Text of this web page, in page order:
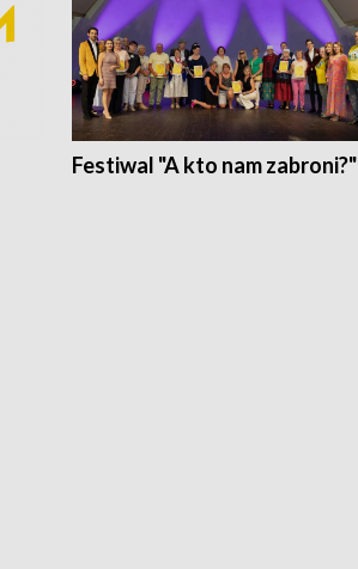
Festiwal "A kto nam zabroni?"